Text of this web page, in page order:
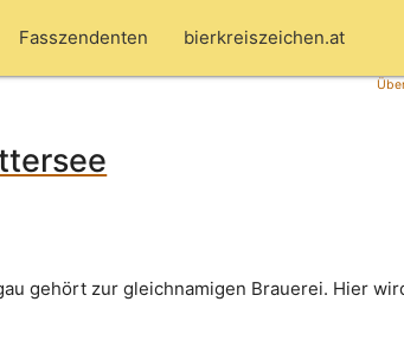
Fasszendenten bierkreiszeichen.at
gehört zur gleichnamigen Brauerei. Hier